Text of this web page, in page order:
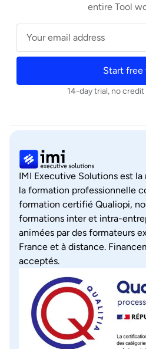
entire Tool
Start free
14-day trial, no
IMI Executive Solutions est
la formation professionnelle
formation certifié Qualiopi,
formations inter et intra-
animées par des formateurs
France et à distance.
acceptés.